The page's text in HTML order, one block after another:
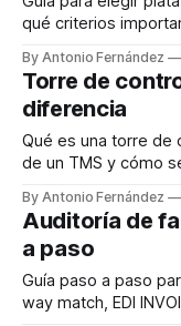
qué criterios
By Antonio Fernández
Torre de
diferencia
Qué es una torre de
de un TMS y cómo
By Antonio Fernández
Auditoría de
a paso
Guía paso a paso
way match, EDI